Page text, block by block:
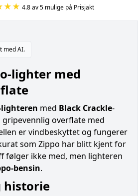
4.8 av 5 mulige på Prisjakt
med AI.
lighter med
lighteren med Black Crackle-
overflate med
er vindbeskyttet og fungerer
som Zippo har blitt kjent for
følger ikke med, men lighteren
bensin.
historie